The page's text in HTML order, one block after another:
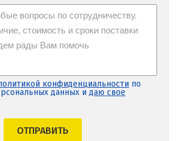
конфиденциальности по
данных и даю свое
ОТПРАВИТЬ